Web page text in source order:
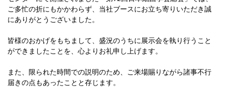
ご多忙の折にもかかわらず、当社ブースにお立ち寄りいただき誠
にありがとうございました。
皆様のおかげをもちまして、盛況のうちに展示会を執り行うこと
ができましたことを、心よりお礼申し上げます。
また、限られた時間での説明のため、ご来場賜りながら諸事不行
届きの点もあったことと存じます。